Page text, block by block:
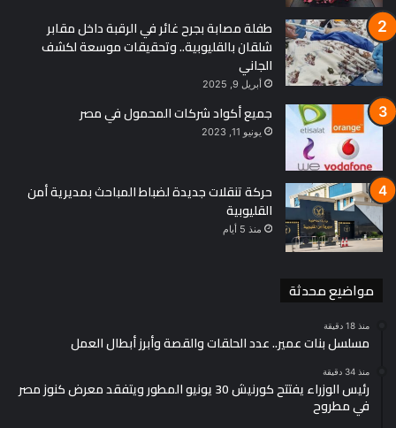
طفلة مصابة بجرح غائر في الرقبة داخل مقابر
شلقان بالقليوبية.. وتحقيقات موسعة لكشف
الجاني
أبريل 9, 2025
جميع أكواد شركات المحمول في مصر
يونيو 11, 2023
حركة تنقلات جديدة لضباط المباحث بمديرية أمن
القليوبية
منذ 5 أيام
مواضيع محدثة
منذ 18 دقيقة
مسلسل بنات عمير.. عدد الحلقات والقصة وأبرز أبطال العمل
منذ 34 دقيقة
رئيس الوزراء يفتتح كورنيش 30 يونيو المطور ويتفقد معرض كنوز مصر
في مطروح